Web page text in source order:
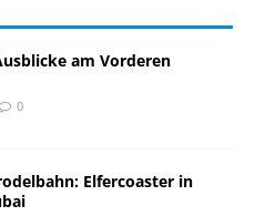
am Vorderen
0
Elfercoaster in